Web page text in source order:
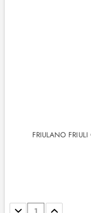
FRIULANO
Stückzahl